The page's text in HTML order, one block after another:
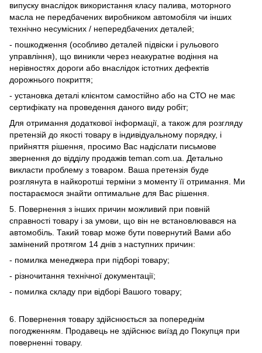
випуску внаслідок використання класу палива, моторного
масла не передбачених виробником автомобіля чи інших
технічно несумісних / непередбачених деталей;
- пошкодження (особливо деталей підвіски і рульового
управління), що виникли через неакуратне водіння на
нерівностях дороги або внаслідок істотних дефектів
дорожнього покриття;
- установка деталі клієнтом самостійно або на СТО не має
сертифікату на проведення даного виду робіт;
Для отримання додаткової інформації, а також для розгляду
претензій до якості товару в індивідуальному порядку, і
прийняття рішення, просимо Вас надіслати письмове
звернення до відділу продажів teman.com.ua. Детально
викласти проблему з товаром. Ваша претензія буде
розглянута в найкоротші терміни з моменту її отримання. Ми
постараємося знайти оптимальне для Вас рішення.
5. Повернення з інших причин можливий при повній
справності товару і за умови, що він не встановлювався на
автомобіль. Такий товар може бути повернутий Вами або
замінений протягом 14 днів з наступних причин:
- помилка менеджера при підборі товару;
- різночитання технічної документації;
- помилка складу при відборі Вашого товару;
6. Повернення товару здійснюється за попереднім
погодженням. Продавець не здійснює виїзд до Покупця при
поверненні товару.